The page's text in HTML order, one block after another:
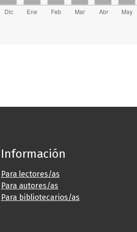
Información
Para lectores/as
Para autores/as
Para bibliotecarios/as